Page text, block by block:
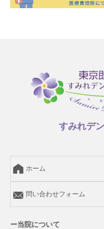
すみれデ
ホーム
問い合わせフォーム
ー当院について